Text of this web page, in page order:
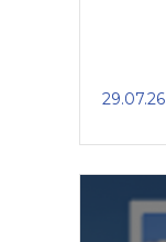
29.07.26